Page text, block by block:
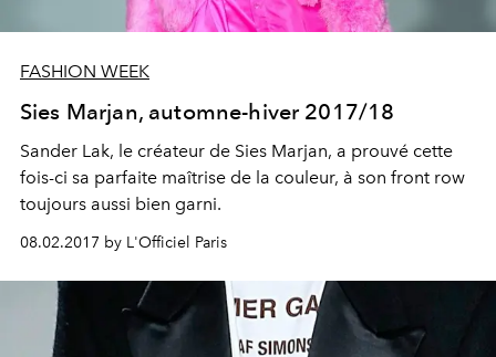
FASHION WEEK
Sies Marjan, automne-hiver 2017/18
Sander Lak, le créateur de Sies Marjan, a prouvé cette
fois-ci sa parfaite maîtrise de la couleur, à son front row
toujours aussi bien garni.
08.02.2017 by L'Officiel Paris